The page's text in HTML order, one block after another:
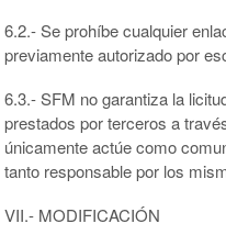
6.2.- Se prohíbe cualquier
previamente autorizado por
6.3.- SFM no garantiza la
prestados por terceros a
únicamente actúe como
tanto responsable por los
VII.- MODIFICACIÓN